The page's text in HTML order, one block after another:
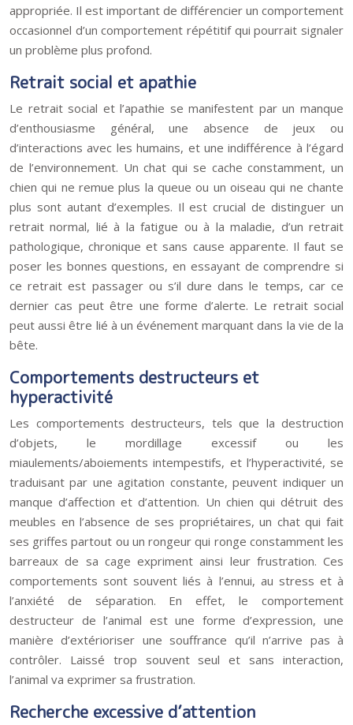
appropriée. Il est important de différencier un comportement
occasionnel d’un comportement répétitif qui pourrait signaler
un problème plus profond.
Retrait social et apathie
Le retrait social et l’apathie se manifestent par un manque
d’enthousiasme général, une absence de jeux ou
d’interactions avec les humains, et une indifférence à l’égard
de l’environnement. Un chat qui se cache constamment, un
chien qui ne remue plus la queue ou un oiseau qui ne chante
plus sont autant d’exemples. Il est crucial de distinguer un
retrait normal, lié à la fatigue ou à la maladie, d’un retrait
pathologique, chronique et sans cause apparente. Il faut se
poser les bonnes questions, en essayant de comprendre si
ce retrait est passager ou s’il dure dans le temps, car ce
dernier cas peut être une forme d’alerte. Le retrait social
peut aussi être lié à un événement marquant dans la vie de la
bête.
Comportements destructeurs et
hyperactivité
Les comportements destructeurs, tels que la destruction
d’objets, le mordillage excessif ou les
miaulements/aboiements intempestifs, et l’hyperactivité, se
traduisant par une agitation constante, peuvent indiquer un
manque d’affection et d’attention. Un chien qui détruit des
meubles en l’absence de ses propriétaires, un chat qui fait
ses griffes partout ou un rongeur qui ronge constamment les
barreaux de sa cage expriment ainsi leur frustration. Ces
comportements sont souvent liés à l’ennui, au stress et à
l’anxiété de séparation. En effet, le comportement
destructeur de l’animal est une forme d’expression, une
manière d’extérioriser une souffrance qu’il n’arrive pas à
contrôler. Laissé trop souvent seul et sans interaction,
l’animal va exprimer sa frustration.
Recherche excessive d’attention